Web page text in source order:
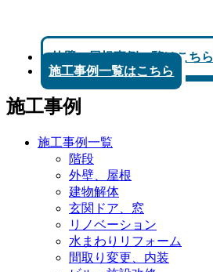
外壁、屋根事例一覧はこちら
施工事例一覧はこちら
施工事例
施工事例一覧
階段
外壁、屋根
建物解体
玄関ドア、窓
リノベーション
水まわりリフォーム
間取り変更、内装